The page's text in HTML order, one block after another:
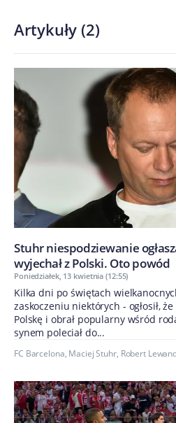
Artykuły (2)
Stuhr niespodziewanie
wyjechał z Polski. Oto powód
Poniedziałek, 13 kwietnia (12:55)
Kilka dni po świętach
zaskoczeniu niektórych - ogłosił,
Polskę i obrał popularny wśród
synem poleciał do...
FC Barcelona, Maciej Stuhr, Robert